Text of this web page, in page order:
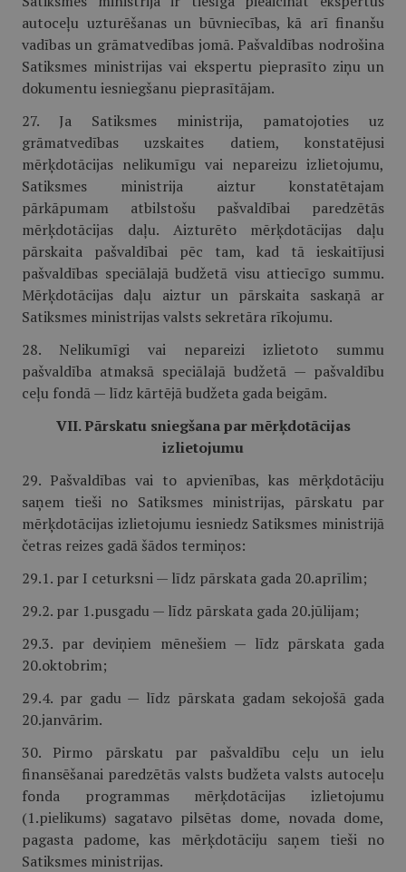
autoceļu uzturēšanas un būvniecības, kā arī finanšu
vadības un grāmatvedības jomā. Pašvaldības nodrošina
Satiksmes ministrijas vai ekspertu pieprasīto ziņu un
dokumentu iesniegšanu pieprasītājam.
27. Ja Satiksmes ministrija, pamatojoties uz
grāmatvedības uzskaites datiem, konstatējusi
mērķdotācijas nelikumīgu vai nepareizu izlietojumu,
Satiksmes ministrija aiztur konstatētajam
pārkāpumam atbilstošu pašvaldībai paredzētās
mērķdotācijas daļu. Aizturēto mērķdotācijas daļu
pārskaita pašvaldībai pēc tam, kad tā ieskaitījusi
pašvaldības speciālajā budžetā visu attiecīgo summu.
Mērķdotācijas daļu aiztur un pārskaita saskaņā ar
Satiksmes ministrijas valsts sekretāra rīkojumu.
28. Nelikumīgi vai nepareizi izlietoto summu
pašvaldība atmaksā speciālajā budžetā — pašvaldību
ceļu fondā — līdz kārtējā budžeta gada beigām.
VII. Pārskatu sniegšana par mērķdotācijas
izlietojumu
29. Pašvaldības vai to apvienības, kas mērķdotāciju
saņem tieši no Satiksmes ministrijas, pārskatu par
mērķdotācijas izlietojumu iesniedz Satiksmes ministrijā
četras reizes gadā šādos termiņos:
29.1. par I ceturksni — līdz pārskata gada 20.aprīlim;
29.2. par 1.pusgadu — līdz pārskata gada 20.jūlijam;
29.3. par deviņiem mēnešiem — līdz pārskata gada
20.oktobrim;
29.4. par gadu — līdz pārskata gadam sekojošā gada
20.janvārim.
30. Pirmo pārskatu par pašvaldību ceļu un ielu
finansēšanai paredzētās valsts budžeta valsts autoceļu
fonda programmas mērķdotācijas izlietojumu
(1.pielikums) sagatavo pilsētas dome, novada dome,
pagasta padome, kas mērķdotāciju saņem tieši no
Satiksmes ministrijas.